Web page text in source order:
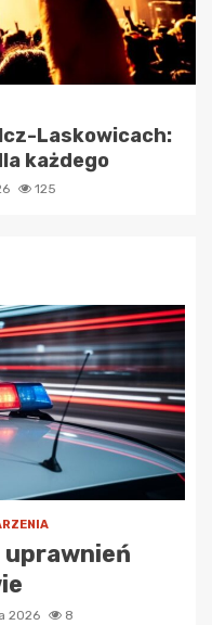
Laskowicach:
każdego
125
2026 8